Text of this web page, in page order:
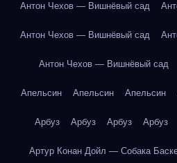
Антон Чехов — Вишнёвый сад
Антон Чехов — Вишнёвый сад
Антон Чехов — Вишнёвый сад
Апельсин Апельсин Апельсин
Арбуз Арбуз Арбуз Арбуз
Артур Конан Дойл — Собака